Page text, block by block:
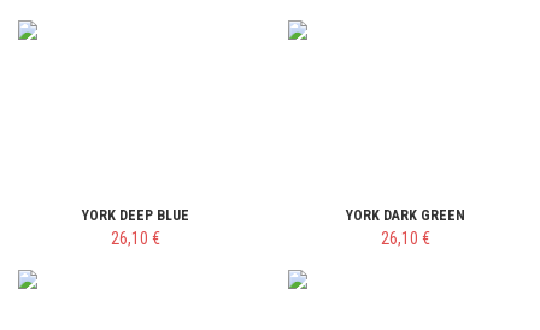
YORK DEEP BLUE
26,10 €
YORK DARK GREEN
26,10 €